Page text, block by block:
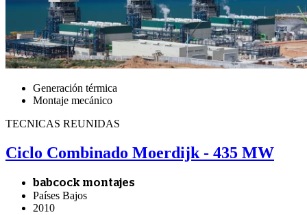
Generación térmica
Montaje mecánico
TECNICAS REUNIDAS
Ciclo Combinado Moerdijk - 435 MW
babcock montajes
Países Bajos
2010